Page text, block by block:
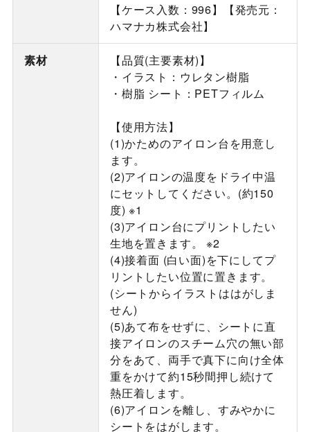
【ケース入数：996】【発売元：
ハマナカ株式会社】
素材
【品質(主要素材)】
・イラスト：ウレタン樹脂
・樹脂 シート：PETフィルム
【使用方法】
(1)かためのアイロン台を用意し
ます。
(2)アイロンの温度をドライ中温
にセットしてください。(約150
度) ※1
(3)アイロン台にプリントしたい
生地を置きます。 ※2
(4)接着面 (白い面)を下にしてプ
リントしたい位置に置きます。
(シートからイラストははがしま
せん)
(5)あて布をせずに、シートに直
接アイロンのスチーム穴の無い部
分をあて、両手で真下に向け全体
重をかけて約15秒間押し続けて
熱圧着します。
(6)アイロンを離し、すみやかに
シートをはがします。